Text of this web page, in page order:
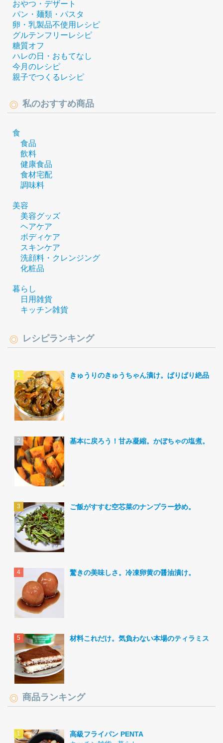
おやつ・デザート
パン・麺類・パスタ
卵・乳製品不使用レシピ
グルテンフリーレシピ
糖質オフ
ハレの日・おもてなし
今月のレシピ
親子でつくるレシピ
私のおすすめ商品
食
食品
飲料
健康食品
食材宅配
調味料
美容
美容グッズ
ヘアケア
ボディケア
スキンケア
洗顔料・クレンジング
化粧品
暮らし
日用雑貨
キッチン雑貨
レシピランキング
きゅうりのきゅうちゃん漬け。ぱりぱり絶品。
基本に戻ろう！甘み凝縮。かぼちゃの塩煮。
ご飯がすすむ空芯菜のナンプラー炒め。
驚きの美味しさ。冷凍卵黄の醤油漬け。
材料これだけ。気負わない本場のティラミス。
商品ランキング
高級フライパン PENTA